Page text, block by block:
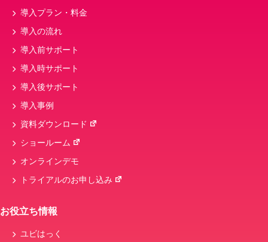
導入プラン・料金
導入の流れ
導入前サポート
導入時サポート
導入後サポート
導入事例
資料ダウンロード
ショールーム
オンラインデモ
トライアルのお申し込み
お役立ち情報
ユビはっく